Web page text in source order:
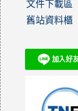
文件下載區
舊站資料櫃